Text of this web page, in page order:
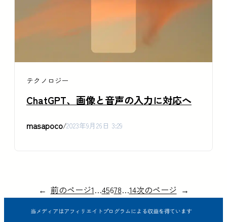
テクノロジー
ChatGPT、画像と音声の入力に対応へ
masapoco/2023年9月26日 3:29
← 前のページ1…45678…14次のページ →
当メディアはアフィリエイトプログラムによる収益を得ています